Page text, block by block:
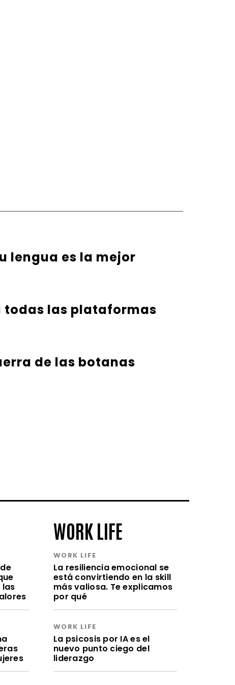
lengua es la mejor
todas las plataformas
de las botanas
las
WORK LIFE
WORK LIFE
La resiliencia emocional se
está convirtiendo en la skill
más valiosa. Te explicamos
por qué
WORK LIFE
La psicosis por IA es el
nuevo punto ciego del
liderazgo